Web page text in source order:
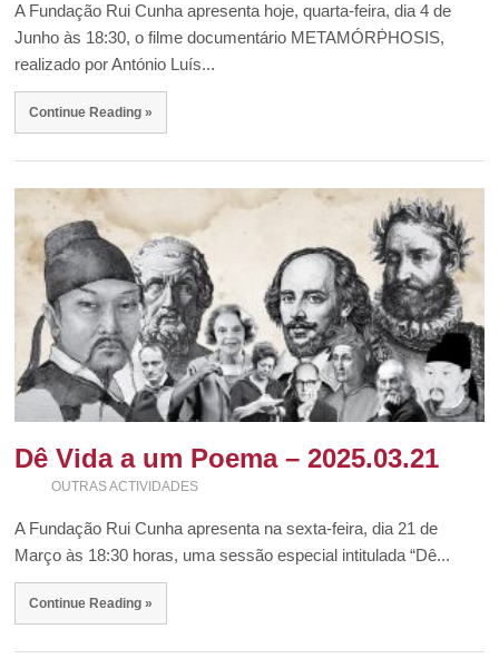
A Fundação Rui Cunha apresenta hoje, quarta-feira, dia 4 de
Junho às 18:30, o filme documentário METAMÓRṖHOSIS,
realizado por António Luís...
Continue Reading »
Dê Vida a um Poema – 2025.03.21
OUTRAS ACTIVIDADES
A Fundação Rui Cunha apresenta na sexta-feira, dia 21 de
Março às 18:30 horas, uma sessão especial intitulada “Dê...
Continue Reading »